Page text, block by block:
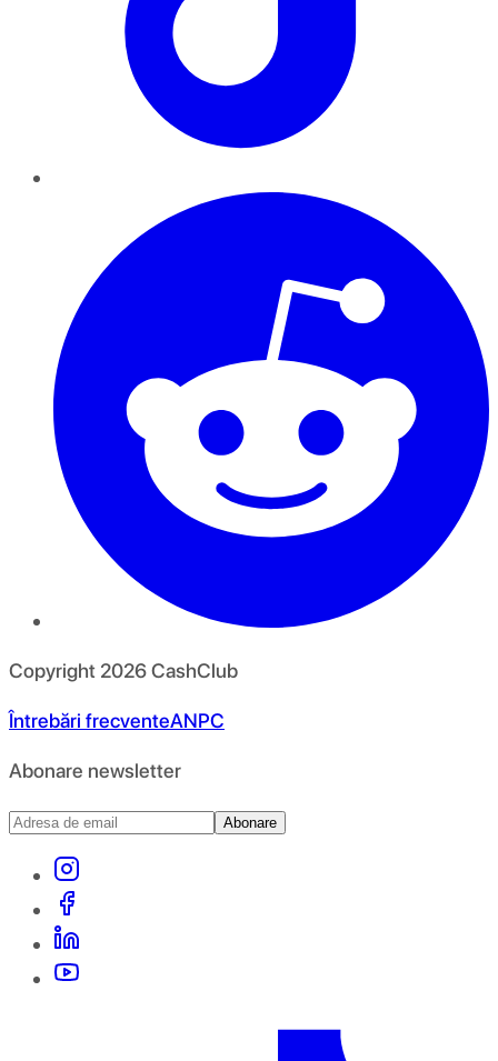
Copyright 2026CashClub
Întrebări frecventeANPC
Abonare newsletter
Abonare